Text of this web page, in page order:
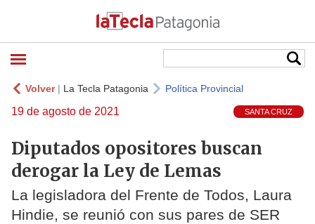
Volver| La Tecla Patagonia Política Provincial
19 de agosto de 2021 SANTA CRUZ
Diputados opositores buscan
derogar la Ley de Lemas
La legisladora del Frente de Todos, Laura
Hindie, se reunió con sus pares de SER